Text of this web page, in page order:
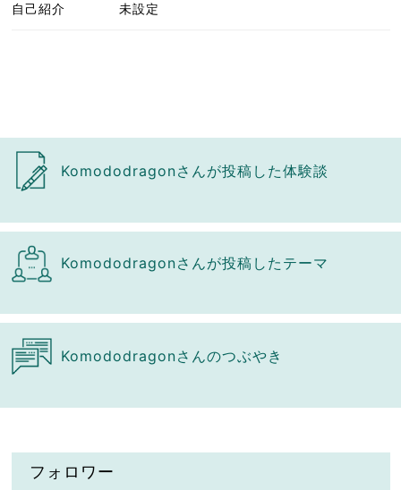
自己紹介 未設定
Komododragonさんが投稿した体験談
Komododragonさんが投稿したテーマ
Komododragonさんのつぶやき
フォロワー